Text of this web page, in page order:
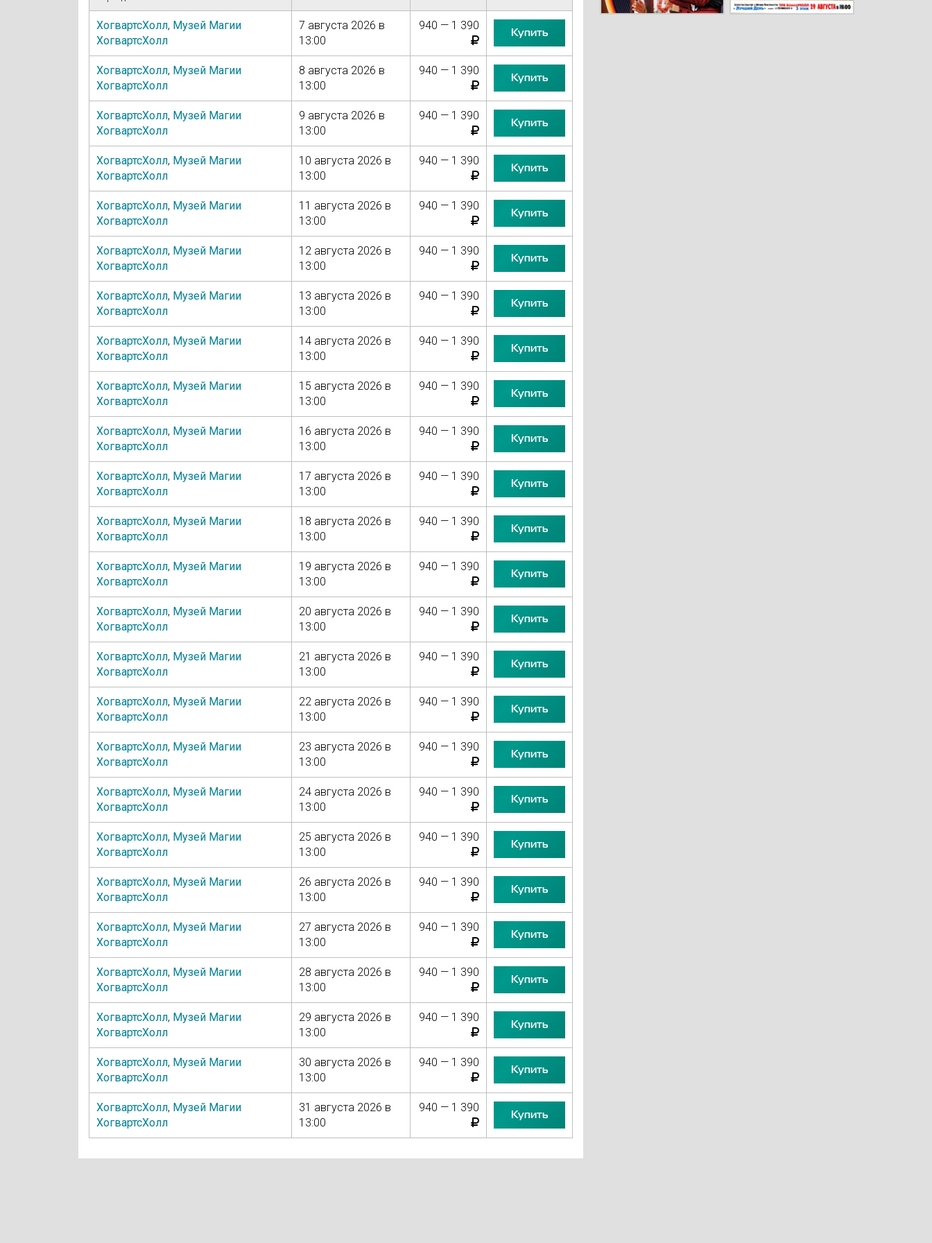
ХогвартсХолл, Музей Магии
ХогвартсХолл
7 августа 2026 в
13:00
940 — 1 390
Купить
ХогвартсХолл, Музей Магии
ХогвартсХолл
8 августа 2026 в
13:00
940 — 1 390
Купить
ХогвартсХолл, Музей Магии
ХогвартсХолл
9 августа 2026 в
13:00
940 — 1 390
Купить
ХогвартсХолл, Музей Магии
ХогвартсХолл
10 августа 2026 в
13:00
940 — 1 390
Купить
ХогвартсХолл, Музей Магии
ХогвартсХолл
11 августа 2026 в
13:00
940 — 1 390
Купить
ХогвартсХолл, Музей Магии
ХогвартсХолл
12 августа 2026 в
13:00
940 — 1 390
Купить
ХогвартсХолл, Музей Магии
ХогвартсХолл
13 августа 2026 в
13:00
940 — 1 390
Купить
ХогвартсХолл, Музей Магии
ХогвартсХолл
14 августа 2026 в
13:00
940 — 1 390
Купить
ХогвартсХолл, Музей Магии
ХогвартсХолл
15 августа 2026 в
13:00
940 — 1 390
Купить
ХогвартсХолл, Музей Магии
ХогвартсХолл
16 августа 2026 в
13:00
940 — 1 390
Купить
ХогвартсХолл, Музей Магии
ХогвартсХолл
17 августа 2026 в
13:00
940 — 1 390
Купить
ХогвартсХолл, Музей Магии
ХогвартсХолл
18 августа 2026 в
13:00
940 — 1 390
Купить
ХогвартсХолл, Музей Магии
ХогвартсХолл
19 августа 2026 в
13:00
940 — 1 390
Купить
ХогвартсХолл, Музей Магии
ХогвартсХолл
20 августа 2026 в
13:00
940 — 1 390
Купить
ХогвартсХолл, Музей Магии
ХогвартсХолл
21 августа 2026 в
13:00
940 — 1 390
Купить
ХогвартсХолл, Музей Магии
ХогвартсХолл
22 августа 2026 в
13:00
940 — 1 390
Купить
ХогвартсХолл, Музей Магии
ХогвартсХолл
23 августа 2026 в
13:00
940 — 1 390
Купить
ХогвартсХолл, Музей Магии
ХогвартсХолл
24 августа 2026 в
13:00
940 — 1 390
Купить
ХогвартсХолл, Музей Магии
ХогвартсХолл
25 августа 2026 в
13:00
940 — 1 390
Купить
ХогвартсХолл, Музей Магии
ХогвартсХолл
26 августа 2026 в
13:00
940 — 1 390
Купить
ХогвартсХолл, Музей Магии
ХогвартсХолл
27 августа 2026 в
13:00
940 — 1 390
Купить
ХогвартсХолл, Музей Магии
ХогвартсХолл
28 августа 2026 в
13:00
940 — 1 390
Купить
ХогвартсХолл, Музей Магии
ХогвартсХолл
29 августа 2026 в
13:00
940 — 1 390
Купить
ХогвартсХолл, Музей Магии
ХогвартсХолл
30 августа 2026 в
13:00
940 — 1 390
Купить
ХогвартсХолл, Музей Магии
ХогвартсХолл
31 августа 2026 в
13:00
940 — 1 390
Купить